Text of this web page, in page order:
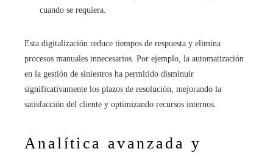
cuando se requiera.
Esta digitalización reduce tiempos de respuesta y elimina
procesos manuales innecesarios. Por ejemplo, la automatización
en la gestión de siniestros ha permitido disminuir
significativamente los plazos de resolución, mejorando la
satisfacción del cliente y optimizando recursos internos.
Analítica avanzada y